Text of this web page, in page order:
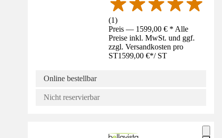
(1)
Preis — 1599,00 € * Alle
Preise inkl. MwSt. und ggf.
zzgl. Versandkosten pro
ST1599,00 €*/ ST
Online bestellbar
Nicht reservierbar